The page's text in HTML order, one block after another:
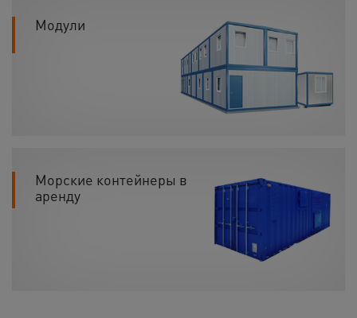
Модули
Морские контейнеры в
аренду